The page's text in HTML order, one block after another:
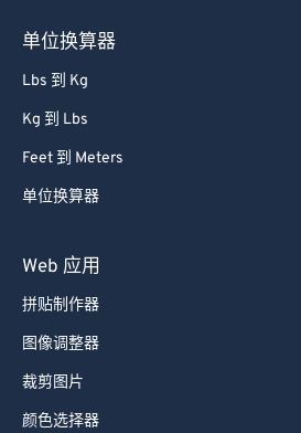
单位换算器
Lbs 到 Kg
Kg 到 Lbs
Feet 到 Meters
单位换算器
Web 应用
拼贴制作器
图像调整器
裁剪图片
颜色选择器